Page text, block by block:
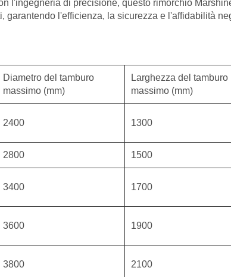
l'ingegneria di precisione, questo rimorchio
garantendo l'efficienza, la sicurezza e l'affidabilità
Diametro del tamburo
massimo (mm)
Larghezza del tamburo
massimo (mm)
2400 1300
2800 1500
3400 1700
3600 1900
3800 2100